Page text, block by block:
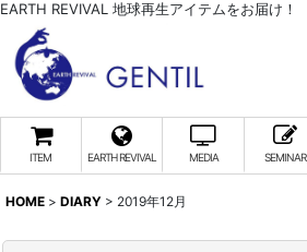
EARTH REVIVAL 地球再生アイテムをお届け！
ITEM EARTH REVIVAL MEDIA SEMINAR
HOME > DIARY > 2019年12月